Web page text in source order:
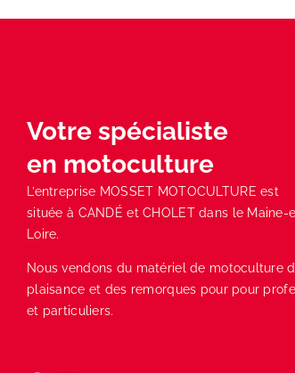
Votre spécialiste
en motoculture
L’entreprise MOSSET MOTOCULTURE est
située à CANDÉ et CHOLET dans le Maine-
Loire.
Nous vendons du matériel de motoculture
plaisance et des remorques pour pour
et particuliers.